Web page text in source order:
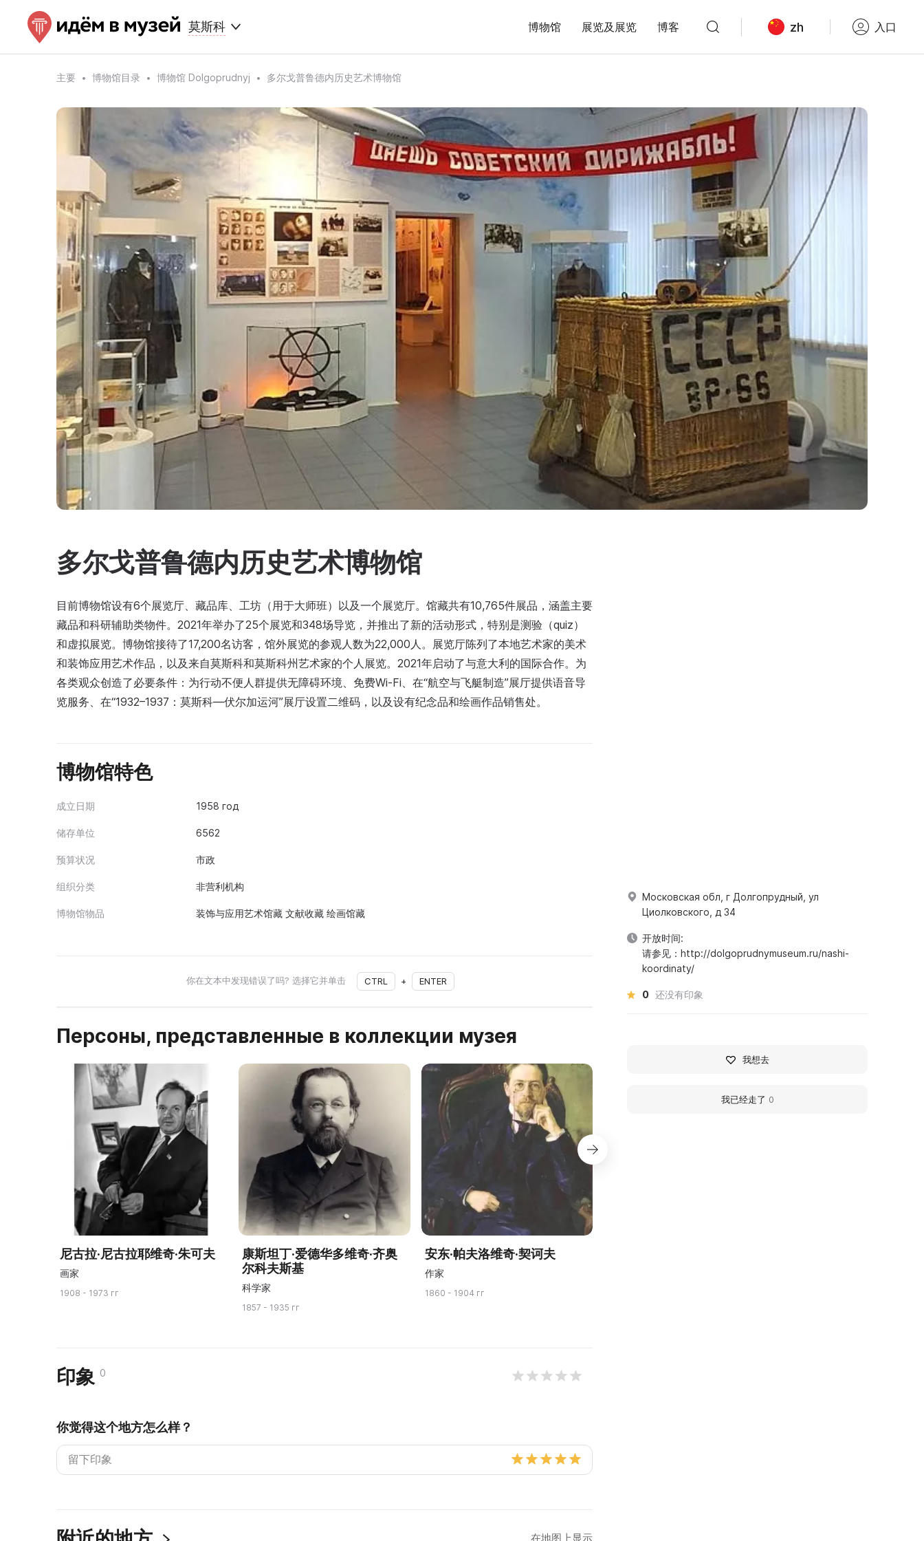
莫斯科 博物馆 展览及展览 博客 zh 入口
主要 博物馆目录 博物馆 Dolgoprudnyj 多尔戈普鲁德内历史艺术博物馆
多尔戈普鲁德内历史艺术博物馆
目前博物馆设有6个展览厅、藏品库、工坊（用于大师班）以及一个展览厅。馆藏共有10,765件展品，涵盖主要
藏品和科研辅助类物件。2021年举办了25个展览和348场导览，并推出了新的活动形式，特别是测验（quiz）
和虚拟展览。博物馆接待了17,200名访客，馆外展览的参观人数为22,000人。展览厅陈列了本地艺术家的美术
和装饰应用艺术作品，以及来自莫斯科和莫斯科州艺术家的个人展览。2021年启动了与意大利的国际合作。为
各类观众创造了必要条件：为行动不便人群提供无障碍环境、免费Wi‑Fi、在“航空与飞艇制造”展厅提供语音导
览服务、在“1932–1937：莫斯科—伏尔加运河”展厅设置二维码，以及设有纪念品和绘画作品销售处。
博物馆特色
成立日期 1958 год
储存单位 6562
预算状况 市政
组织分类 非营利机构
博物馆物品 装饰与应用艺术馆藏 文献收藏 绘画馆藏
你在文本中发现错误了吗? 选择它并单击 CTRL + ENTER
Персоны, представленные в коллекции музея
尼古拉·尼古拉耶维奇·朱可夫
画家
1908 - 1973 гг
康斯坦丁·爱德华多维奇·齐奥
尔科夫斯基
科学家
1857 - 1935 гг
安东·帕夫洛维奇·契诃夫
作家
1860 - 1904 гг
印象 0
你觉得这个地方怎么样？
在地图上显示
Московская обл, г Долгопрудный, ул
Циолковского, д 34
开放时间:
请参见：http://dolgoprudnymuseum.ru/nashi-
koordinaty/
0 还没有印象
我想去
我已经走了 0